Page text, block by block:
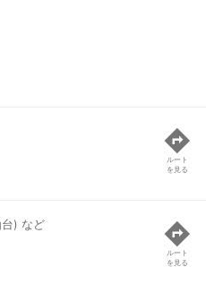
ルート
を見る
) など
ルート
を見る